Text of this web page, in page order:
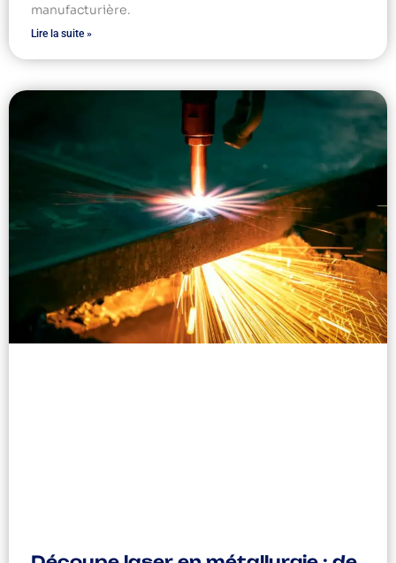
manufacturière.
Lire la suite »